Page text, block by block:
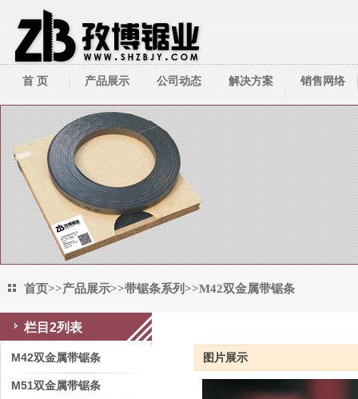
首 页 产品展示
带锯床系列
带锯条系列
圆锯机/切管机
其它周边产品
公司动态
公司新闻
行业新闻
解决方案
技术资料
销售网络
首页>>产品展示>>带锯条系列>>M42双金属带锯条
M42双金属带锯条
栏目2列表
M42双金属带锯条
M51双金属带锯条
图片展示